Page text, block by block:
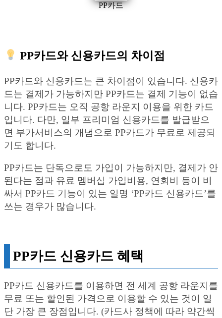
PP카드
PP카드와 신용카드의 차이점
PP카드와 신용카드는 큰 차이점이 있습니다. 신용카
드는 결제가 가능하지만 PP카드는 결제 기능이 없습
니다. PP카드는 오직 공항 라운지 이용을 위한 카드
입니다. 다만, 일부 프리미엄 신용카드를 발급받으
면 부가서비스의 개념으로 PP카드가 무료로 제공되
기도 합니다.
PP카드는 단독으로도 가입이 가능하지만, 결제가 안
된다는 점과 유료 멤버십 가입비용, 연회비 등이 비
싸서 PP카드 기능이 있는 일명 ‘PP카드 신용카드’를
쓰는 경우가 많습니다.
PP카드 신용카드 혜택
PP카드 신용카드를 이용하면 전 세계 공항 라운지를
무료 또는 할인된 가격으로 이용할 수 있는 것이 일
단 가장 큰 장점입니다. (카드사 정책에 따라 약간씩